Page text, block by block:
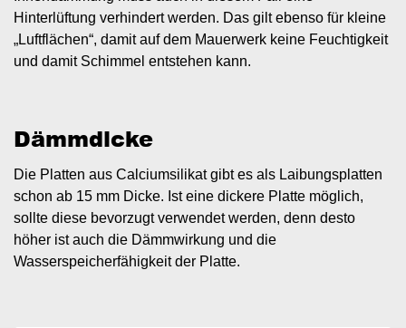
Hinterlüftung verhindert werden. Das gilt ebenso für kleine
„Luftflächen“, damit auf dem Mauerwerk keine Feuchtigkeit
und damit Schimmel entstehen kann.
Dämmdicke
Die Platten aus Calciumsilikat gibt es als Laibungsplatten
schon ab 15 mm Dicke. Ist eine dickere Platte möglich,
sollte diese bevorzugt verwendet werden, denn desto
höher ist auch die Dämmwirkung und die
Wasserspeicherfähigkeit der Platte.